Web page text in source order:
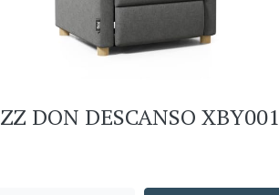
ZZ DON DESCANSO XBY001